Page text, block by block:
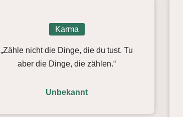
Karma
„Zähle nicht die Dinge, die du tust. Tu
aber die Dinge, die zählen.“
Unbekannt